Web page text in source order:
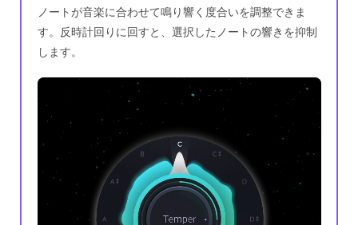
ノートが音楽に合わせて鳴り響く度合いを調整できま
す。反時計回りに回すと、選択したノートの響きを抑制
します。